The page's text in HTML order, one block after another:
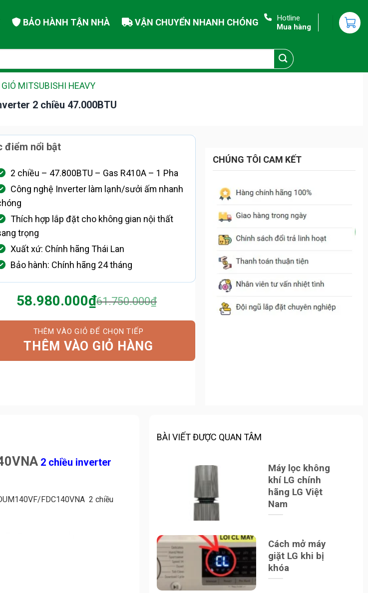
BẢO HÀNH TẬN NHÀ VẬN CHUYỂN NHANH CHÓNG
Hotline
Mua hàng
MITSUBISHI HEAVY
2 chiều 47.000BTU
điểm nổi bật
2 chiều – 47.800BTU – Gas R410A – 1 Pha
Công nghệ Inverter làm lạnh/sưởi ấm nhanh
Thích hợp lắp đặt cho không gian nội thất
trọng
Xuất xứ: Chính hãng Thái Lan
Bảo hành: Chính hãng 24 tháng
61.750.000₫
Giá
gốc
là:
61.750.000₫.
58.980.000₫
Giá
hiện
tại
là:
58.980.000₫.
THÊM VÀO GIỎ HÀNG
CHÚNG TÔI CAM KẾT
2 chiều inverter
FDC140VNA 2 chiều
BÀI VIẾT ĐƯỢC QUAN TÂM
Máy lọc không
khí LG chính
hãng LG Việt
Nam
Cách mở máy
giặt LG khi bị
khóa